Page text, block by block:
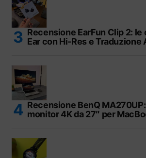
Recensione EarFun Clip 2:
Ear con Hi-Res e Traduzione
Recensione BenQ
monitor 4K da 27″ per